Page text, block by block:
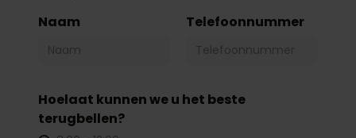
Naam
Telefoonnummer
Hoelaat kunnen we u het beste
terugbellen?